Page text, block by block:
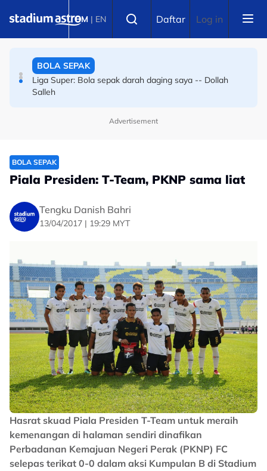
BM | EN Daftar Log in
Bola sepak Korea Selatan goncang lagi, hiburan seks
BOLA SEPAK
Liga Super: Bola sepak darah daging saya -- Dollah
Salleh
Advertisement
BOLA SEPAK
Piala Presiden: T-Team, PKNP sama liat
Tengku Danish Bahri
13/04/2017 | 19:29 MYT
Hasrat skuad Piala Presiden T-Team untuk meraih
kemenangan di halaman sendiri dinafikan
Perbadanan Kemajuan Negeri Perak (PKNP) FC
selepas terikat 0-0 dalam aksi Kumpulan B di Stadium